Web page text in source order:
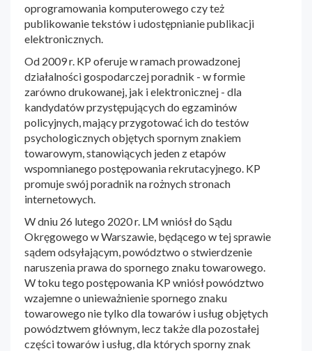
oprogramowania komputerowego czy też
publikowanie tekstów i udostępnianie publikacji
elektronicznych.
Od 2009 r. KP oferuje w ramach prowadzonej
działalności gospodarczej poradnik - w formie
zarówno drukowanej, jak i elektronicznej - dla
kandydatów przystępujących do egzaminów
policyjnych, mający przygotować ich do testów
psychologicznych objętych spornym znakiem
towarowym, stanowiących jeden z etapów
wspomnianego postępowania rekrutacyjnego. KP
promuje swój poradnik na rożnych stronach
internetowych.
W dniu 26 lutego 2020 r. LM wniósł do Sądu
Okręgowego w Warszawie, będącego w tej sprawie
sądem odsyłającym, powództwo o stwierdzenie
naruszenia prawa do spornego znaku towarowego.
W toku tego postępowania KP wniósł powództwo
wzajemne o unieważnienie spornego znaku
towarowego nie tylko dla towarów i usług objętych
powództwem głównym, lecz także dla pozostałej
części towarów i usług, dla których sporny znak